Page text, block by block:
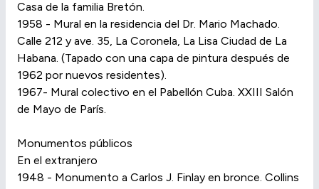
Casa de la familia Bretón.
1958 - Mural en la residencia del Dr. Mario Machado.
Calle 212 y ave. 35, La Coronela, La Lisa Ciudad de La
Habana. (Tapado con una capa de pintura después de
1962 por nuevos residentes).
1967- Mural colectivo en el Pabellón Cuba. XXIII Salón
de Mayo de París.
Monumentos públicos
En el extranjero
1948 - Monumento a Carlos J. Finlay en bronce. Collins